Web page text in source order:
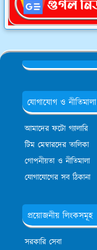
যোগাযোগ ও নীতিমালা
আমাদের ফটো গ্যালারি
টিম মেম্বারদের তালিকা
গোপনীয়তা ও নীতিমালা
যোগাযোগের সব ঠিকানা
প্রয়োজনীয় লিংকসমূহ
সরকারি সেবা